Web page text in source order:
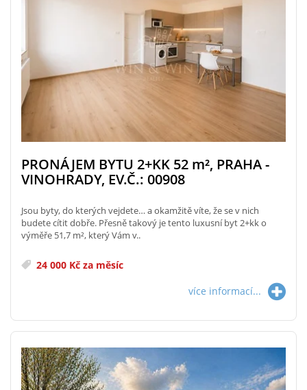
PRONÁJEM BYTU 2+KK 52 m², PRAHA -
VINOHRADY, EV.Č.: 00908
Jsou byty, do kterých vejdete… a okamžitě víte, že se v nich
budete cítit dobře. Přesně takový je tento luxusní byt 2+kk o
výměře 51,7 m², který Vám v..
24 000 Kč za měsíc
více informací...